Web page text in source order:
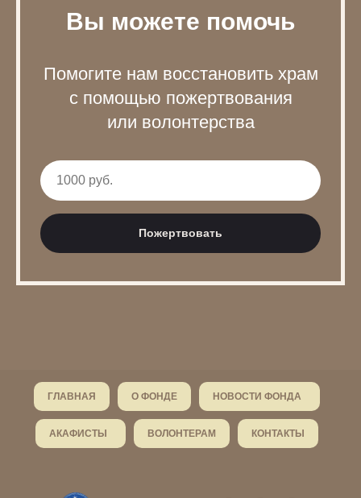
Вы можете помочь
Помогите нам восстановить храм
с помощью пожертвования
или волонтерства
Пожертвовать
ГЛАВНАЯ О ФОНДЕ НОВОСТИ ФОНДА
АКАФИСТЫ ВОЛОНТЕРАМ КОНТАКТЫ